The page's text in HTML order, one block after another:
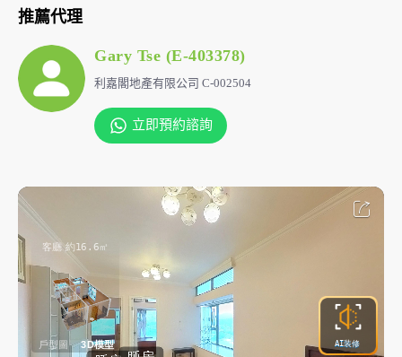
推薦代理
Gary Tse (E-403378)
利嘉閣地產有限公司 C-002504
立即預約諮詢